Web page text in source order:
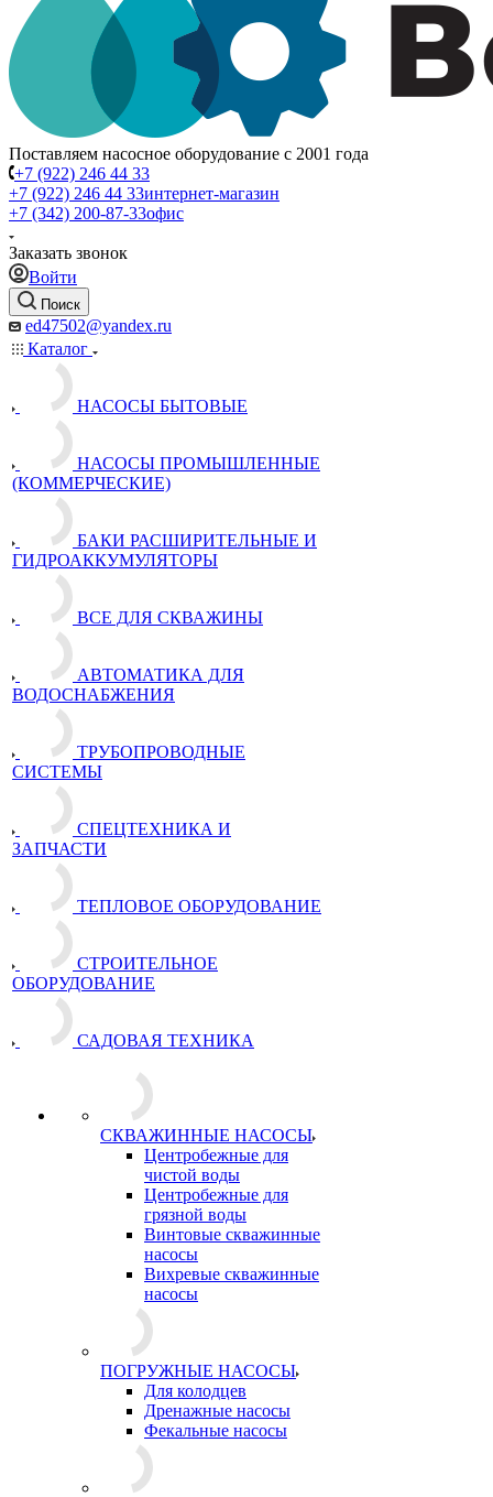
Поставляем насосное оборудование с 2001 года
+7 (922) 246 44 33
+7 (922) 246 44 33интернет-магазин
+7 (342) 200-87-33офис
Заказать звонок
Войти
Поиск
ed47502@yandex.ru
Каталог
НАСОСЫ БЫТОВЫЕ
НАСОСЫ ПРОМЫШЛЕННЫЕ
(КОММЕРЧЕСКИЕ)
БАКИ РАСШИРИТЕЛЬНЫЕ И
ГИДРОАККУМУЛЯТОРЫ
ВСЕ ДЛЯ СКВАЖИНЫ
АВТОМАТИКА ДЛЯ
ВОДОСНАБЖЕНИЯ
ТРУБОПРОВОДНЫЕ
СИСТЕМЫ
СПЕЦТЕХНИКА И
ЗАПЧАСТИ
ТЕПЛОВОЕ ОБОРУДОВАНИЕ
СТРОИТЕЛЬНОЕ
ОБОРУДОВАНИЕ
САДОВАЯ ТЕХНИКА
СКВАЖИННЫЕ НАСОСЫ
Центробежные для
чистой воды
Центробежные для
грязной воды
Винтовые скважинные
насосы
Вихревые скважинные
насосы
ПОГРУЖНЫЕ НАСОСЫ
Для колодцев
Дренажные насосы
Фекальные насосы